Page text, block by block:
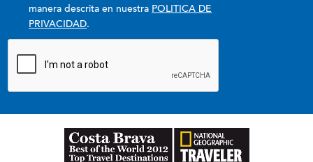
manera descrita en nuestra POLITICA DE
PRIVACIDAD.